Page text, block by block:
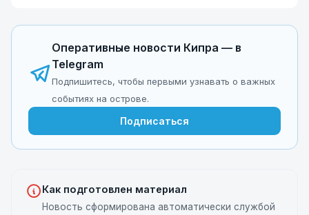
Оперативные новости Кипра — в
Telegram
Подпишитесь, чтобы первыми узнавать о важных
событиях на острове.
Подписаться
Как подготовлен материал
Новость сформирована автоматически службой